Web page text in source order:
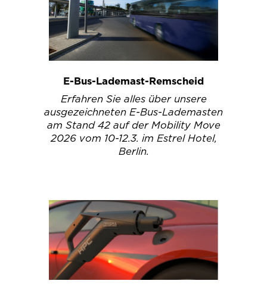
E-Bus-Lademast-Remscheid
Erfahren Sie alles über unsere
ausgezeichneten E-Bus-Lademasten
am Stand 42 auf der Mobility Move
2026 vom 10-12.3. im Estrel Hotel,
Berlin.